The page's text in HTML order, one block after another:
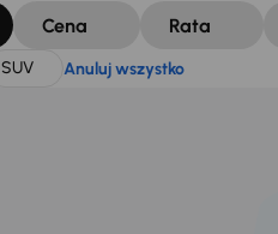
Cena Rata
SUV Anuluj wszystko